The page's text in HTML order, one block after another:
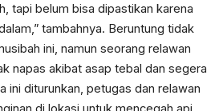
tapi belum bisa dipastikan karena
tambahnya. Beruntung tidak
ini, namun seorang relawan
napas akibat asap tebal dan segera
ini diturunkan, petugas dan relawan